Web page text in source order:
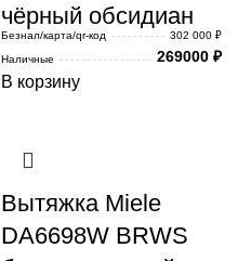
чёрный обсидиан
Безнал/карта/qr-код
302 000 ₽
Наличные
269000 ₽
В корзину
Вытяжка Miele
DA6698W BRWS